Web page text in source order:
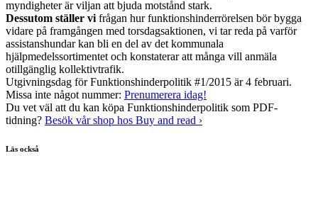
myndigheter är viljan att bjuda motstånd stark.
Dessutom ställer vi frågan hur funktionshinderrörelsen bör bygga
vidare på framgången med torsdagsaktionen, vi tar reda på varför
assistanshundar kan bli en del av det kommunala
hjälpmedelssortimentet och konstaterar att många vill anmäla
otillgänglig kollektivtrafik.
Utgivningsdag för Funktionshinderpolitik #1/2015 är 4 februari.
Missa inte något nummer: Prenumerera idag!
Du vet väl att du kan köpa Funktionshinderpolitik som PDF-
tidning? Besök vår shop hos Buy and read ›
Läs också